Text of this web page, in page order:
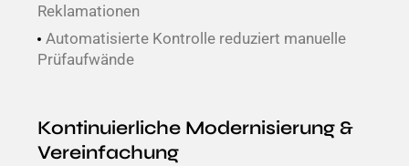
Reklamationen
Automatisierte Kontrolle reduziert manuelle
Prüfaufwände
Kontinuierliche Modernisierung &
Vereinfachung